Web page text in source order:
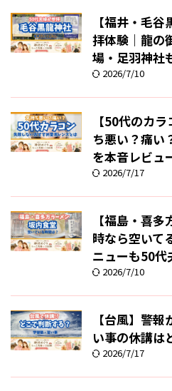
【福井・毛
拝体験｜龍の
場・足羽神社
2026/7/10
【50代のカ
ち悪い？痛い
を本音レビュ
2026/7/17
【福島・喜
時なら空いて
ニューも50代
2026/7/10
【台風】警
い事の休講は
2026/7/17